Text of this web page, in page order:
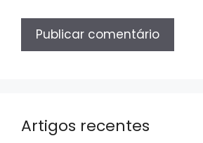
Artigos recentes